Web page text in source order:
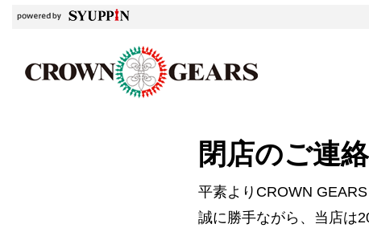
閉店のご連絡
平素よりCROWN
誠に勝手ながら、当店は